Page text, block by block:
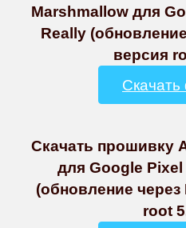
Marshmallow для
Really
версия
Скачать прошивку
для Google
(обновление через
root